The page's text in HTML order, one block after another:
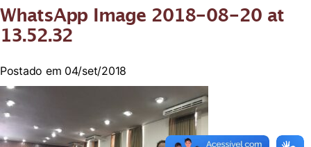
WhatsApp Image 2018-08-20 at
13.52.32
Postado em 04/set/2018